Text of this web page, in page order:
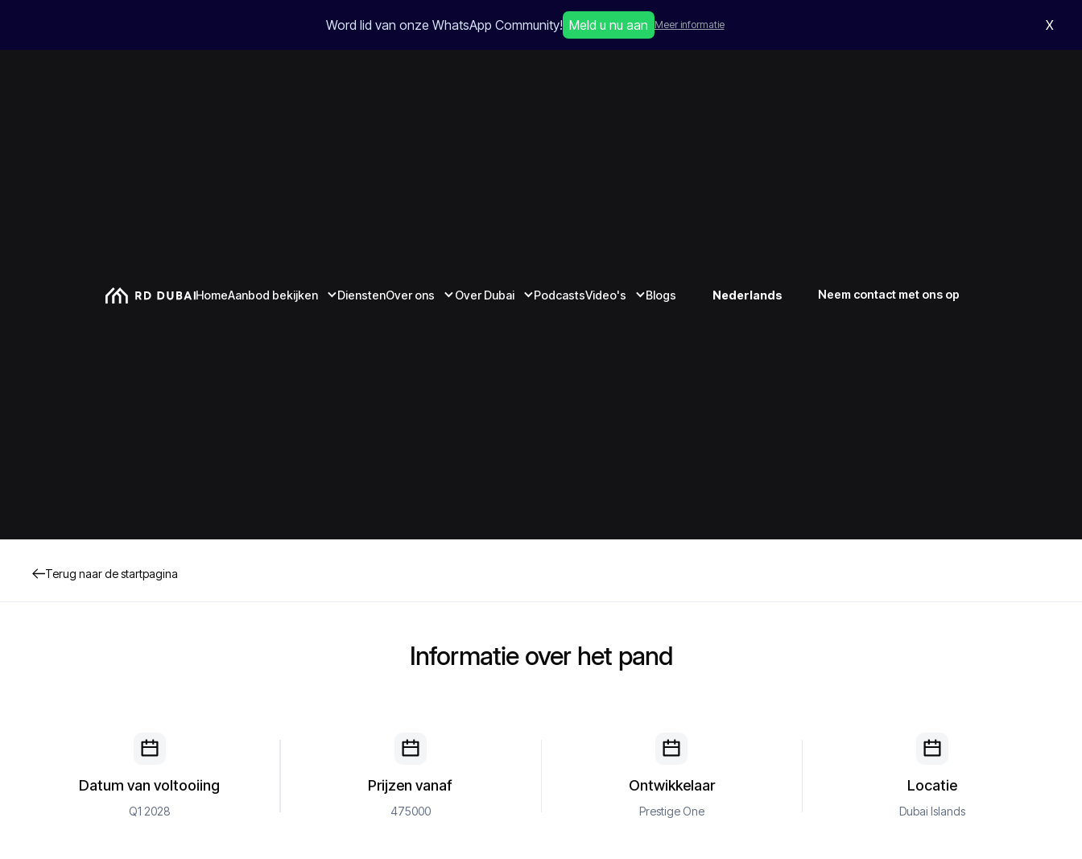
Word lid van onze WhatsApp Community! Meld u nu aan Meer informatie X
HomeAanbod bekijken DienstenOver ons Over Dubai PodcastsVideo's Blogs Nederlands Neem contact met ons op
Terug naar de startpagina
Informatie over het pand
Datum van voltooiing
Q1 2028
Prijzen vanaf
475000
Ontwikkelaar
Prestige One
Locatie
Dubai Islands